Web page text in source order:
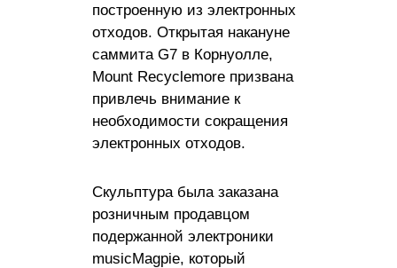
построенную из электронных
отходов. Открытая накануне
саммита G7 в Корнуолле,
Mount Recyclemore призвана
привлечь внимание к
необходимости сокращения
электронных отходов.
Скульптура была заказана
розничным продавцом
подержанной электроники
musicMagpie, который